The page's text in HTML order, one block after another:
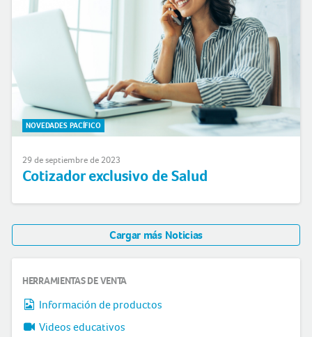
NOVEDADES PACÍFICO
29 de septiembre de 2023
Cotizador exclusivo de Salud
Cargar más Noticias
HERRAMIENTAS DE VENTA
Información de productos
Videos educativos